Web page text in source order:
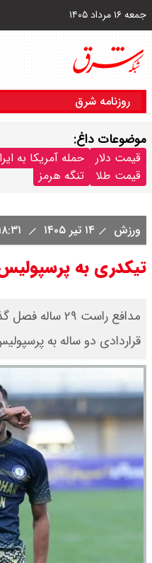
جمعه ۱۶ مرداد ۱۴۰۵
روزنامه شرق
موضوعات داغ:
قیمت دلار حمله آمریکا به
قیمت طلا
تنگه هرمز
ورزش ۱۴ تیر ۱۴۰۵
تیکدری به
مدافع راست ۲۹
قراردادی دو ساله به